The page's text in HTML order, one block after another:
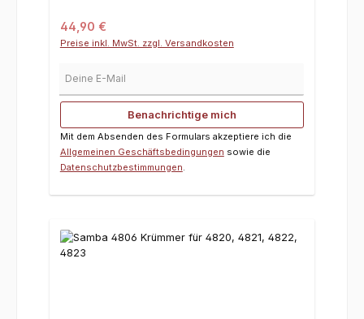
Regulärer Preis:
44,90 €
Preise inkl. MwSt. zzgl. Versandkosten
Benachrichtige mich
Mit dem Absenden des Formulars akzeptiere ich die
Allgemeinen Geschäftsbedingungen sowie die
Datenschutzbestimmungen